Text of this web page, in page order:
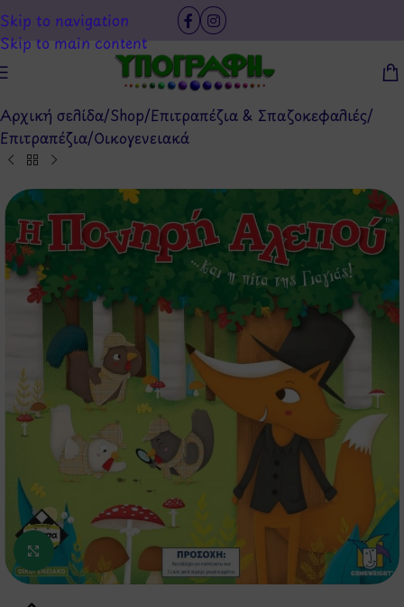
Skip to navigation
Skip to main content
Αρχική σελίδα/Shop/Επιτραπέζια & Σπαζοκεφαλιές/
Επιτραπέζια/Οικογενειακά
Κάντε κλικ για μεγέθυνση